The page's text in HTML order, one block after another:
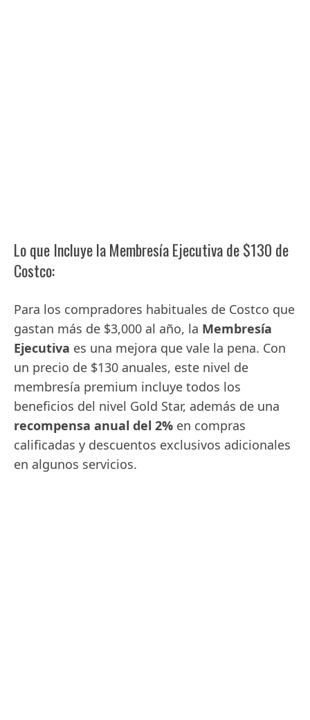
Lo que Incluye la Membresía Ejecutiva de $130 de
Costco:
Para los compradores habituales de Costco que
gastan más de $3,000 al año, la Membresía
Ejecutiva es una mejora que vale la pena. Con
un precio de $130 anuales, este nivel de
membresía premium incluye todos los
beneficios del nivel Gold Star, además de una
recompensa anual del 2% en compras
calificadas y descuentos exclusivos adicionales
en algunos servicios.